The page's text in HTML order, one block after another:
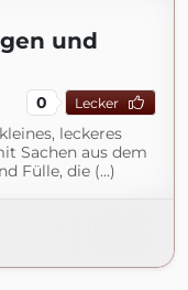
und
0 Lecker
leckeres
Sachen aus dem
Fülle, die (...)